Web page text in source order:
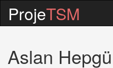
ProjeTSM
Aslan